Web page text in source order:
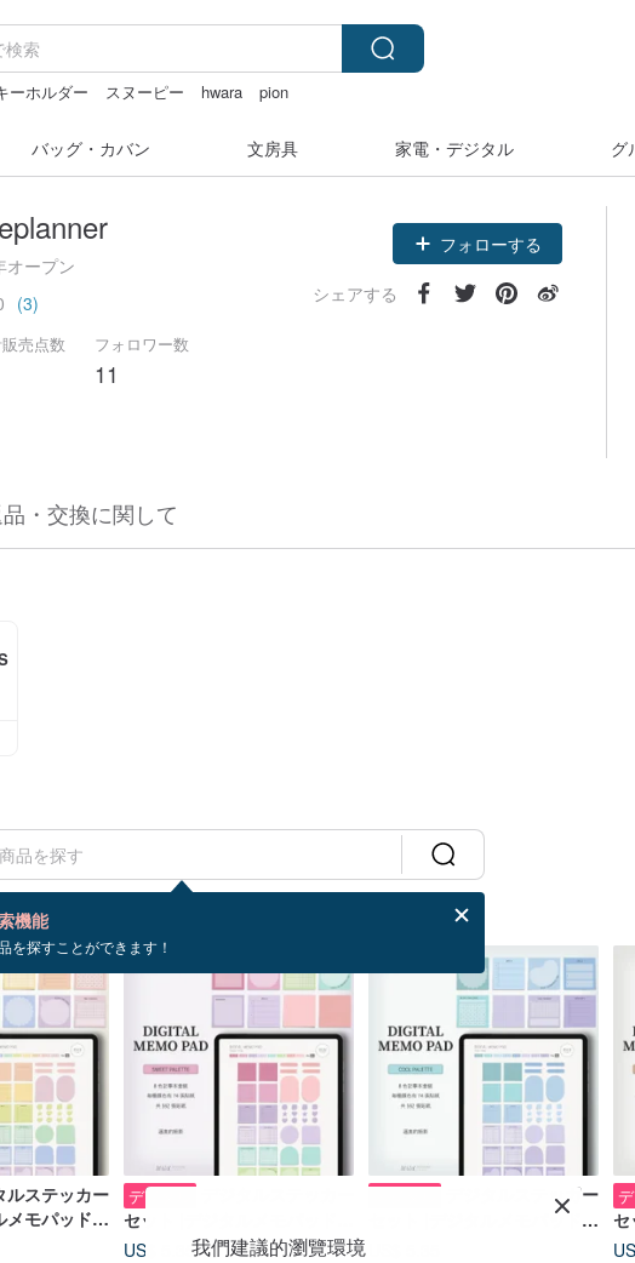
ーホルダー スヌーピー hwara
pion
バッグ・カバン 文房具 家電・デジタル グ
オープン
(3)
売点数 フォロワー数
11
フォローする
シェアする
・交換に関して
機能
を探すことができます！
ルステッカー
メモパッド |
デジタル
セット |デジタルメモパッド |
スイートパレット
US$ 5.35
デジタルステッカー
セット |デジタルメモパッド |
セ
我們建議的瀏覽環境